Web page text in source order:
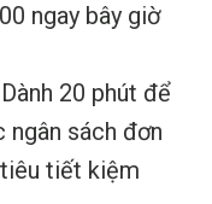
ngay bây giờ
20 phút để
sách đơn
tiết kiệm